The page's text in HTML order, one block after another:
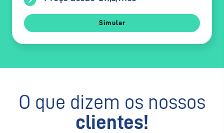
Simular
O que dizem os nossos
clientes!